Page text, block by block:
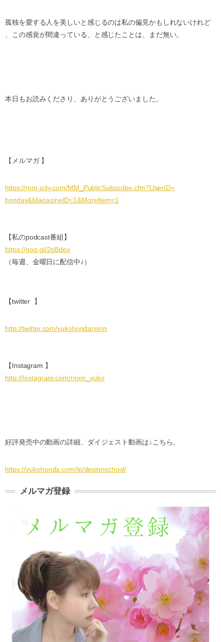
孤独を愛する人を美しいと感じるのは私の偏見かもしれないけれど
、この感覚が間違っている、と感じたことは、まだ無い。
本日もお読みくださり、ありがとうございました。
【メルマガ 】
https://mm.jcity.com/MM_ PublicSubscribe.cfm?UserID=
honday&MagazineID=1&MoreItem=1
【私のpodcast番組】
https://goo.gl/2gBdev
（毎週、金曜日に配信中♪）
【twitter 】
http://twitter.com/yukohondarinrin
【Instagram 】
http://Instagram.com/rinrin_yuko
好評発売中の動画の詳細、ダイジェスト動画は↓こちら。
https://yukohonda.com/lp/designschool/
メルマガ登録